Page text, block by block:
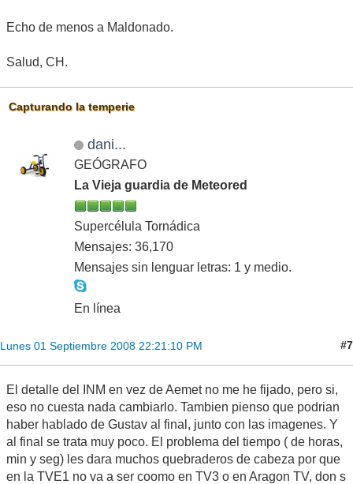
Echo de menos a Maldonado.
Salud, CH.
Capturando la temperie
dani...
GEÓGRAFO
La Vieja guardia de Meteored
Supercélula Tornádica
Mensajes: 36,170
Mensajes sin lenguar letras: 1 y medio.
En línea
Lunes 01 Septiembre 2008 22:21:10 PM #7
El detalle del INM en vez de Aemet no me he fijado, pero si,
eso no cuesta nada cambiarlo. Tambien pienso que podrian
haber hablado de Gustav al final, junto con las imagenes. Y
al final se trata muy poco. El problema del tiempo ( de horas,
min y seg) les dara muchos quebraderos de cabeza por que
en la TVE1 no va a ser coomo en TV3 o en Aragon TV, don s